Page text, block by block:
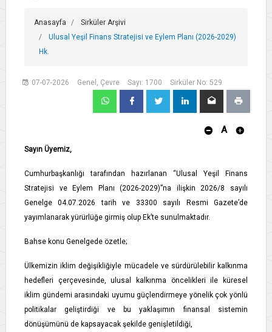
Anasayfa
Sirküler Arşivi
Ulusal Yeşil Finans Stratejisi ve Eylem Planı (2026-2029)
Hk.
07-07-2026 Genel, Çevre Sayı: 1700 Sirküler No: 529
A
Sayın Üyemiz,
Cumhurbaşkanlığı tarafından hazırlanan “Ulusal Yeşil Finans
Stratejisi ve Eylem Planı (2026-2029)”na ilişkin 2026/8 sayılı
Genelge 04.07.2026 tarih ve 33300 sayılı Resmi Gazete’de
yayımlanarak yürürlüğe girmiş olup Ek’te sunulmaktadır.
Bahse konu Genelgede özetle;
Ülkemizin iklim değişikliğiyle mücadele ve sürdürülebilir kalkınma
hedefleri çerçevesinde, ulusal kalkınma öncelikleri ile küresel
iklim gündemi arasındaki uyumu güçlendirmeye yönelik çok yönlü
politikalar geliştirdiği ve bu yaklaşımın finansal sistemin
dönüşümünü de kapsayacak şekilde genişletildiği,